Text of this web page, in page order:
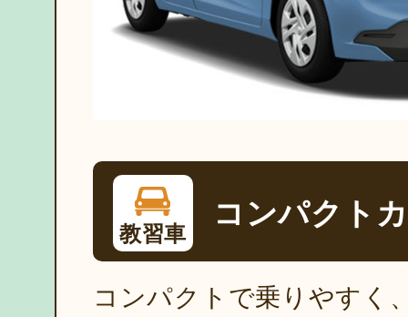
教習車
コンパクト
コンパクトで乗りやすく